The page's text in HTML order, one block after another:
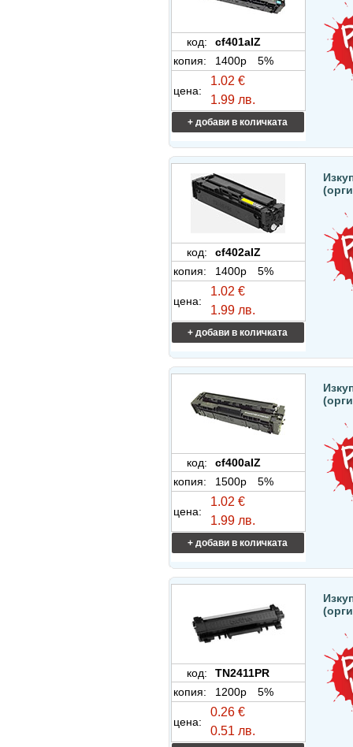
код:
cf401aIZ
копия:
1400p 5%
цена:
1.02 €
1.99 лв.
+ добави в количката
код:
cf402aIZ
копия:
1400p 5%
цена:
1.02 €
1.99 лв.
+ добави в количката
код:
cf400aIZ
копия:
1500p 5%
цена:
1.02 €
1.99 лв.
+ добави в количката
код:
TN2411PR
копия:
1200p 5%
цена:
0.26 €
0.51 лв.